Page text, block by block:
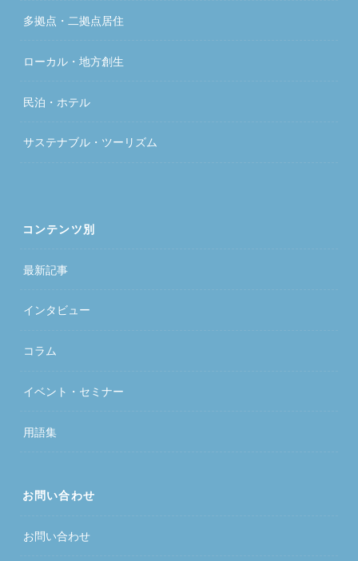
多拠点・二拠点居住
ローカル・地方創生
民泊・ホテル
サステナブル・ツーリズム
コンテンツ別
最新記事
インタビュー
コラム
イベント・セミナー
用語集
お問い合わせ
お問い合わせ